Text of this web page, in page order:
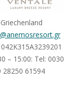
– 15:00: Tel: 0030
28250 61594